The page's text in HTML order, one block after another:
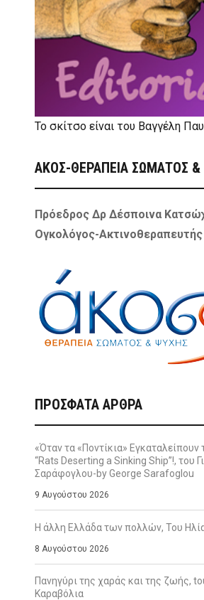
Το σκίτσο είναι του Βαγγέλη
ΑΚΟΣ-ΘΕΡΑΠΕΙΑ ΣΩΜΑΤΟΣ
Πρόεδρος Δρ Δέσποινα
Ογκολόγος-Ακτινοθεραπευτής
ΠΡΌΣΦΑΤΑ ΆΡΘΡΑ
«Όταν τα «Ποντίκια» Εγκαταλείπουν
“Rats Deserting a Sinking Ship”!, του
Σαράφογλου-by George Sarafoglou
9 Αυγούστου 2026
Η άλλη Ελλάδα των πολλών, Του
8 Αυγούστου 2026
Πανηγύρι της χαράς και της ζωής,
Καραβόλια